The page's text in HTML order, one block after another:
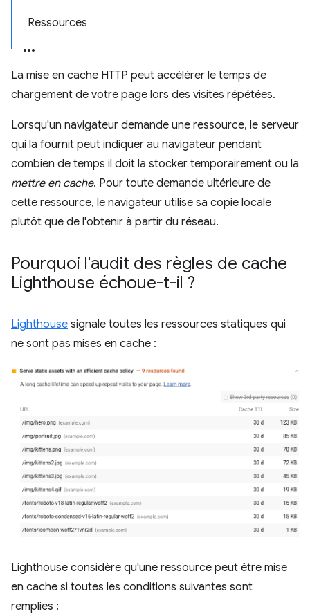
Ressources
La mise en cache HTTP peut accélérer le temps de
chargement de votre page lors des visites répétées.
Lorsqu'un navigateur demande une ressource, le serveur
qui la fournit peut indiquer au navigateur pendant
combien de temps il doit la stocker temporairement ou la
mettre en cache. Pour toute demande ultérieure de
cette ressource, le navigateur utilise sa copie locale
plutôt que de l'obtenir à partir du réseau.
Pourquoi l'audit des règles de cache
Lighthouse échoue-t-il ?
Lighthouse signale toutes les ressources statiques qui
ne sont pas mises en cache :
Lighthouse considère qu'une ressource peut être mise
en cache si toutes les conditions suivantes sont
remplies :